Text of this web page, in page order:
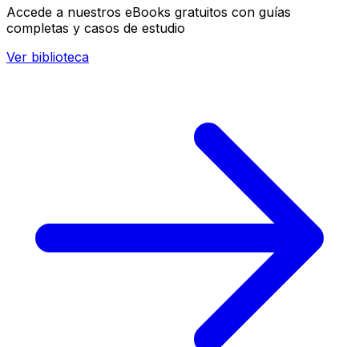
Accede a nuestros eBooks gratuitos con guías
completas y casos de estudio
Ver biblioteca